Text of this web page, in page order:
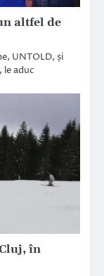
altfel de
UNTOLD, și
le aduc
în